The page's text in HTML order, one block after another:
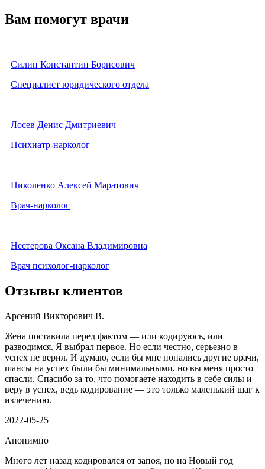
Вам помогут врачи
Силин Константин Борисович
Специалист юридического отдела
Лосев Денис Дмитриевич
Психиатр-нарколог
Николенко Алексей Маратович
Врач-нарколог
Нестерова Оксана Владимировна
Врач психолог-нарколог
Отзывы клиентов
Арсений Викторович В.
Жена поставила перед фактом — или кодируюсь, или
разводимся. Я выбрал первое. Но если честно, серьезно в
успех не верил. И думаю, если бы мне попались другие врачи,
шансы на успех были бы минимальными, но вы меня просто
спасли. Спасибо за то, что помогаете находить в себе силы и
веру в успех, ведь кодирование — это только маленький шаг к
излечению.
2022-05-25
Анонимно
Много лет назад кодировался от запоя, но на Новый год